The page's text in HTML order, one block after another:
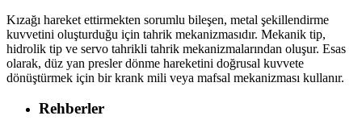
Kızağı hareket ettirmekten sorumlu bileşen, metal şekillendirme
kuvvetini oluşturduğu için tahrik mekanizmasıdır. Mekanik tip,
hidrolik tip ve servo tahrikli tahrik mekanizmalarından oluşur. Esas
olarak, düz yan presler dönme hareketini doğrusal kuvvete
dönüştürmek için bir krank mili veya mafsal mekanizması kullanır.
Rehberler